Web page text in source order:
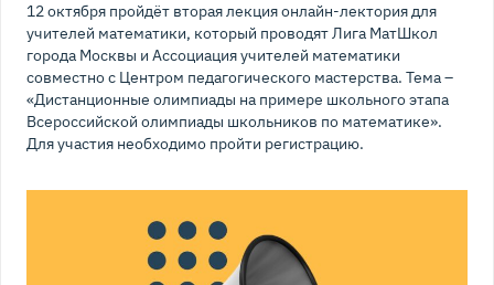
12 октября пройдёт вторая лекция онлайн-лектория для
учителей математики, который проводят Лига МатШкол
города Москвы и Ассоциация учителей математики
совместно с Центром педагогического мастерства. Тема –
«Дистанционные олимпиады на примере школьного этапа
Всероссийской олимпиады школьников по математике».
Для участия необходимо пройти регистрацию.